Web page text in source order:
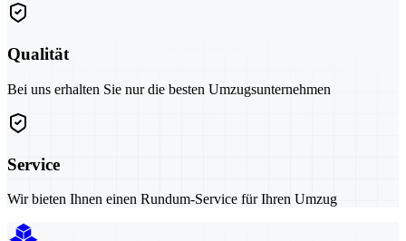
Qualität
Bei uns erhalten Sie nur die besten Umzugsunternehmen
Service
Wir bieten Ihnen einen Rundum-Service für Ihren Umzug